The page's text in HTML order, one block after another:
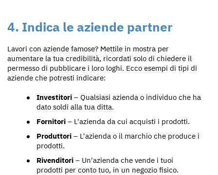
4. Indica le aziende partner
Lavori con aziende famose? Mettile in mostra per
aumentare la tua credibilità, ricordati solo di chiedere il
permesso di pubblicare i loro loghi. Ecco esempi di tipi di
aziende che potresti indicare:
Investitori – Qualsiasi azienda o individuo che ha
dato soldi alla tua ditta.
Fornitori – L'azienda da cui acquisti i prodotti.
Produttori – L'azienda o il marchio che produce i
prodotti.
Rivenditori – Un'azienda che vende i tuoi
prodotti per conto tuo, in un negozio fisico.